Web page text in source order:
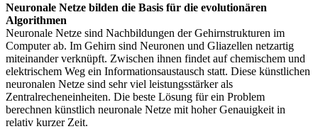
Neuronale Netze bilden die Basis für die evolutionären
Algorithmen
Neuronale Netze sind Nachbildungen der Gehirnstrukturen im
Computer ab. Im Gehirn sind Neuronen und Gliazellen netzartig
miteinander verknüpft. Zwischen ihnen findet auf chemischem und
elektrischem Weg ein Informationsaustausch statt. Diese künstlichen
neuronalen Netze sind sehr viel leistungsstärker als
Zentralrecheneinheiten. Die beste Lösung für ein Problem
berechnen künstlich neuronale Netze mit hoher Genauigkeit in
relativ kurzer Zeit.